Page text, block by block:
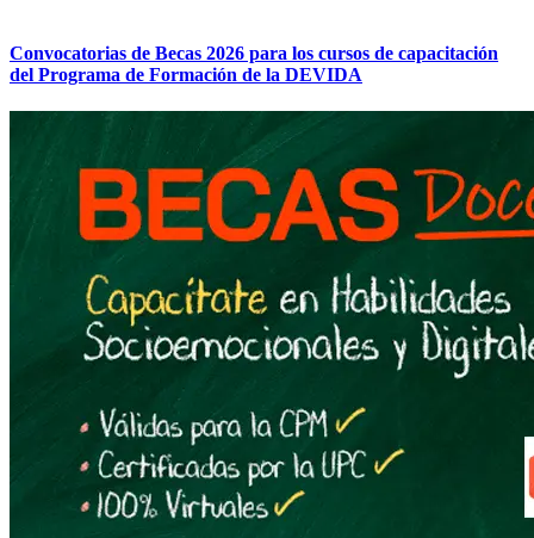
Convocatorias de Becas 2026 para los cursos de capacitación
del Programa de Formación de la DEVIDA